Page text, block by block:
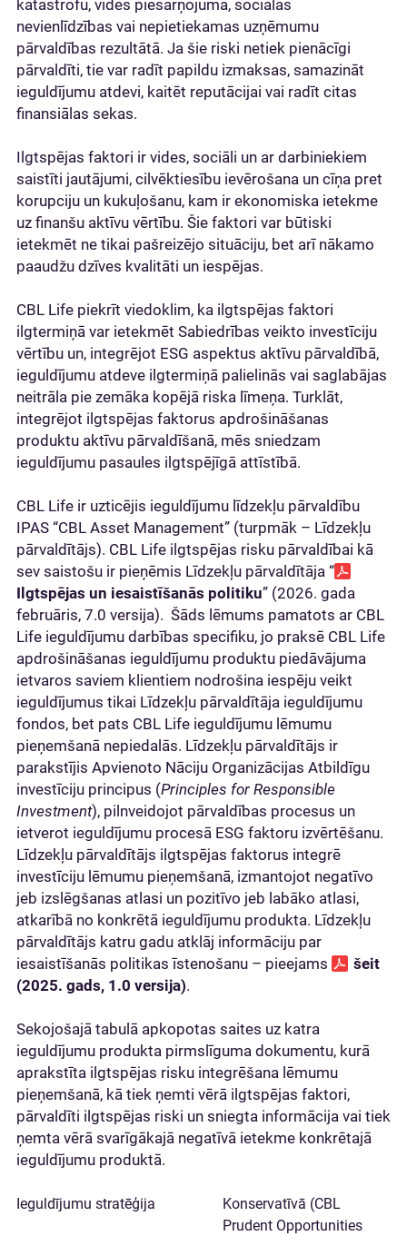
katastrofu, vides piesārņojuma, sociālās
nevienlīdzības vai nepietiekamas uzņēmumu
pārvaldības rezultātā. Ja šie riski netiek pienācīgi
pārvaldīti, tie var radīt papildu izmaksas, samazināt
ieguldījumu atdevi, kaitēt reputācijai vai radīt citas
finansiālas sekas.
Ilgtspējas faktori ir vides, sociāli un ar darbiniekiem
saistīti jautājumi, cilvēktiesību ievērošana un cīņa pret
korupciju un kukuļošanu, kam ir ekonomiska ietekme
uz finanšu aktīvu vērtību. Šie faktori var būtiski
ietekmēt ne tikai pašreizējo situāciju, bet arī nākamo
paaudžu dzīves kvalitāti un iespējas.
CBL Life piekrīt viedoklim, ka ilgtspējas faktori
ilgtermiņā var ietekmēt Sabiedrības veikto investīciju
vērtību un, integrējot ESG aspektus aktīvu pārvaldībā,
ieguldījumu atdeve ilgtermiņā palielinās vai saglabājas
neitrāla pie zemāka kopējā riska līmeņa. Turklāt,
integrējot ilgtspējas faktorus apdrošināšanas
produktu aktīvu pārvaldīšanā, mēs sniedzam
ieguldījumu pasaules ilgtspējīgā attīstībā.
CBL Life ir uzticējis ieguldījumu līdzekļu pārvaldību
IPAS “CBL Asset Management” (turpmāk – Līdzekļu
pārvaldītājs). CBL Life ilgtspējas risku pārvaldībai kā
sev saistošu ir pieņēmis Līdzekļu pārvaldītāja “
Ilgtspējas un iesaistīšanās politiku” (2026. gada
februāris, 7.0 versija). Šāds lēmums pamatots ar CBL
Life ieguldījumu darbības specifiku, jo praksē CBL Life
apdrošināšanas ieguldījumu produktu piedāvājuma
ietvaros saviem klientiem nodrošina iespēju veikt
ieguldījumus tikai Līdzekļu pārvaldītāja ieguldījumu
fondos, bet pats CBL Life ieguldījumu lēmumu
pieņemšanā nepiedalās. Līdzekļu pārvaldītājs ir
parakstījis Apvienoto Nāciju Organizācijas Atbildīgu
investīciju principus (Principles for Responsible
Investment), pilnveidojot pārvaldības procesus un
ietverot ieguldījumu procesā ESG faktoru izvērtēšanu.
Līdzekļu pārvaldītājs ilgtspējas faktorus integrē
investīciju lēmumu pieņemšanā, izmantojot negatīvo
jeb izslēgšanas atlasi un pozitīvo jeb labāko atlasi,
atkarībā no konkrētā ieguldījumu produkta. Līdzekļu
pārvaldītājs katru gadu atklāj informāciju par
iesaistīšanās politikas īstenošanu – pieejams
šeit
(2025. gads, 1.0 versija).
Sekojošajā tabulā apkopotas saites uz katra
ieguldījumu produkta pirmslīguma dokumentu, kurā
aprakstīta ilgtspējas risku integrēšana lēmumu
pieņemšanā, kā tiek ņemti vērā ilgtspējas faktori,
pārvaldīti ilgtspējas riski un sniegta informācija vai tiek
ņemta vērā svarīgākajā negatīvā ietekme konkrētajā
ieguldījumu produktā.
Konservatīvā (CBL
Prudent Opportunities